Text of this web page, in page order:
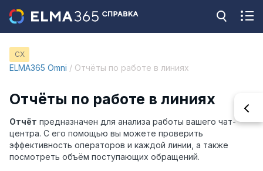
CX
ELMA365 Omni / Отчёты по работе в линиях
Отчёты по работе в линиях
Отчёт предназначен для анализа работы вашего чат-
центра. С его помощью вы можете проверить
эффективность операторов и каждой линии, а также
посмотреть объём поступающих обращений.